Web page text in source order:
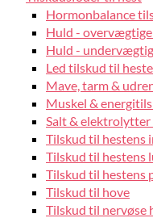
Hormonbalance
Huld -
Huld -
Led tilskud til heste
Mave, tarm &
Muskel &
Salt &
Tilskud til hestens
Tilskud til hestens
Tilskud til hestens
Tilskud til hove
Tilskud til nervøse